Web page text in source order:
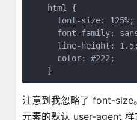
    html {
      font-size: 125%;
font-family:
      line-height: 1.5;
      color: #222;
    }
注意到我忽略了 font-size
元素的默认 user-agent 样